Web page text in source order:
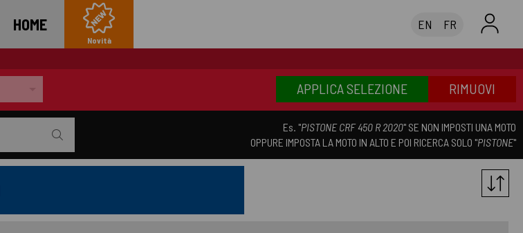
EN FR
HOME
Novità
APPLICA SELEZIONE RIMUOVI
Es. "PISTONE CRF 450 R 2020" SE NON IMPOSTI UNA MOTO
OPPURE IMPOSTA LA MOTO IN ALTO E POI RICERCA SOLO "PISTONE"